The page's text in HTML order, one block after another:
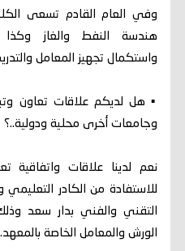
وفي العام القادم تسعى
هندسة النفط والغاز وكذا
واستكمال تجهيز المعامل
▪︎ هل لديكم علاقات تعاون
وجامعات أخرى محلية ودولية..؟
نعم لدينا علاقات
للاستفادة من الكادر
التقني والفني بدار سعد
الورش والمعامل الخاصة بالمعهد.